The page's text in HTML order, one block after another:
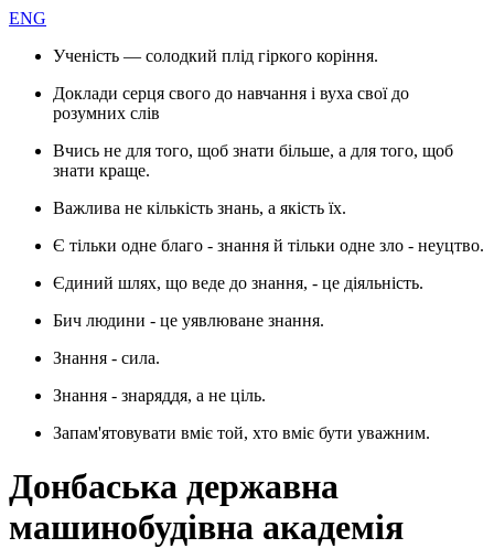
ENG
Ученість — солодкий плід гіркого коріння.
Доклади серця свого до навчання і вуха свої до
розумних слів
Вчись не для того, щоб знати більше, а для того, щоб
знати краще.
Важлива не кількість знань, а якість їх.
Є тільки одне благо - знання й тільки одне зло - неуцтво.
Єдиний шлях, що веде до знання, - це діяльність.
Бич людини - це уявлюване знання.
Знання - сила.
Знання - знаряддя, а не ціль.
Запам'ятовувати вміє той, хто вміє бути уважним.
Донбаська державна
машинобудівна академія